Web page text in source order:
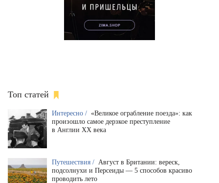
Топ статей
Интересно / «Великое ограбление поезда»: как
произошло самое дерзкое преступление
в Англии XX века
Путешествия / Август в Британии: вереск,
подсолнухи и Персеиды — 5 способов красиво
проводить лето